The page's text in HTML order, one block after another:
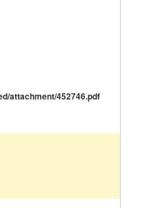
attachment/452746.pdf